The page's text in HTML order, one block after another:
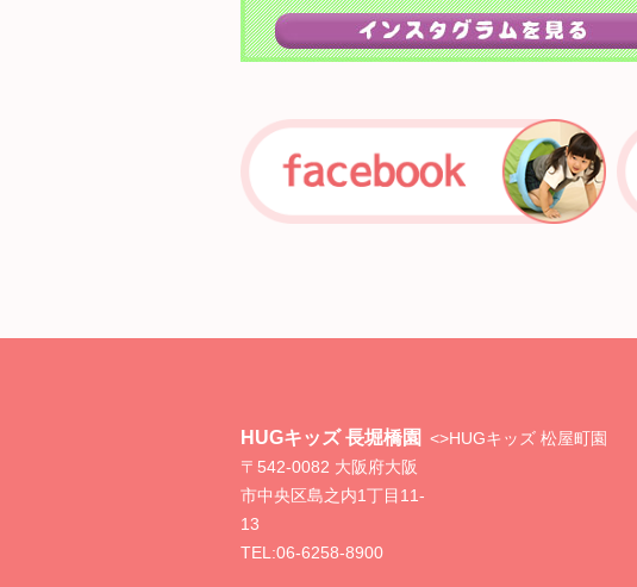
HUGキッズ 長堀橋園
〒542-0082 大阪府大阪
市中央区島之内1丁目11-
13
TEL:06-6258-8900
<>HUGキッズ 松屋町園